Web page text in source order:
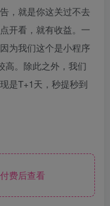
，就是你这关过不去
开看，就有收益。一
为我们这个是小程序
高。除此之外，我们
是T+1天，秒提秒到
费后查看